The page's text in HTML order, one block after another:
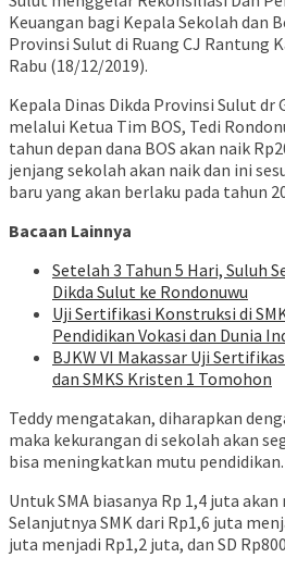
Keuangan bagi Kepala Sekolah dan
Provinsi Sulut di Ruang CJ Rantung
Rabu (18/12/2019).
Kepala Dinas Dikda Provinsi Sulut dr
melalui Ketua Tim BOS, Tedi
tahun depan dana BOS akan naik
jenjang sekolah akan naik dan ini
baru yang akan berlaku pada tahun
Bacaan Lainnya
Setelah 3 Tahun 5 Hari, Suluh
Dikda Sulut ke Rondonuwu
Uji Sertifikasi Konstruksi di
Pendidikan Vokasi dan Dunia
BJKW VI Makassar Uji
dan SMKS Kristen 1 Tomohon
Teddy mengatakan, diharapkan
maka kekurangan di sekolah akan
bisa meningkatkan mutu pendidikan.
Untuk SMA biasanya Rp 1,4 juta
Selanjutnya SMK dari Rp1,6 juta
juta menjadi Rp1,2 juta, dan SD